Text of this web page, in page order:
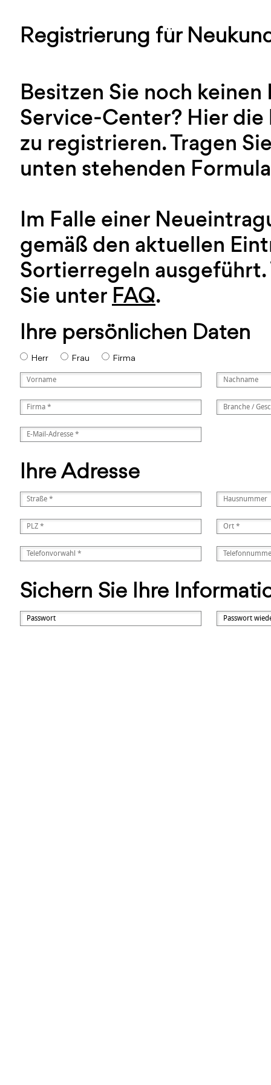
Registrierung für
Besitzen Sie noch
Service-Center? Hier
zu registrieren. Tragen
unten stehenden
Im Falle einer
gemäß den aktuellen
Sortierregeln
Sie unter FAQ.
Ihre persönlichen Daten
Herr Frau Firma
Ihre Adresse
Sichern Sie Ihre